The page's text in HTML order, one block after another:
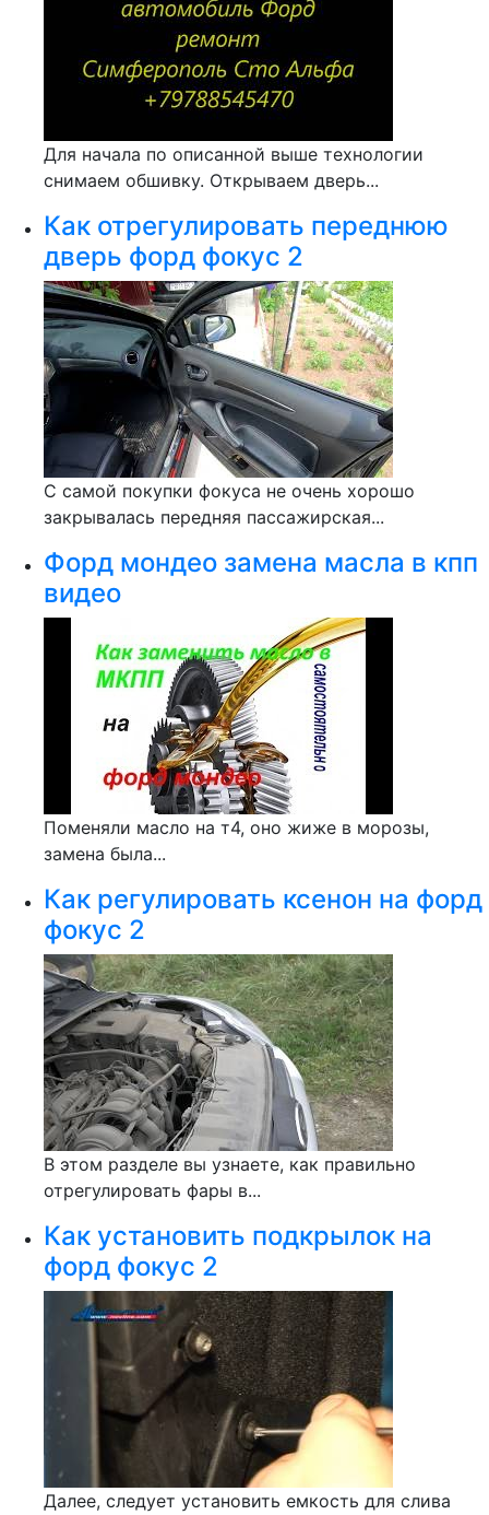
Для начала по описанной выше технологии
снимаем обшивку. Открываем дверь...
Как отрегулировать переднюю
дверь форд фокус 2
С самой покупки фокуса не очень хорошо
закрывалась передняя пассажирская...
Форд мондео замена масла в кпп
видео
Поменяли масло на т4, оно жиже в морозы,
замена была...
Как регулировать ксенон на форд
фокус 2
В этом разделе вы узнаете, как правильно
отрегулировать фары в...
Как установить подкрылок на
форд фокус 2
Далее, следует установить емкость для слива